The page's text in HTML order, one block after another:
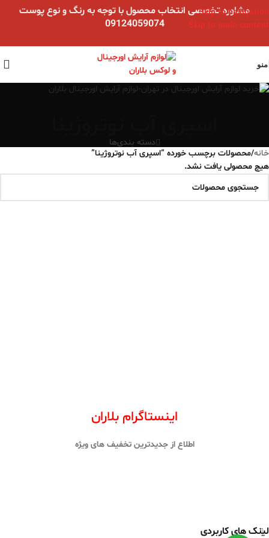
Skip to navigation
Skip to main content
مشاوره تخصصی انتخاب محصول با توجه به رنگ و نوع پوست
09124059074
منو
دسته بندی‌ها
خانه/محصولات برچسب خورده “اسپری آب نوتروژینا”
هیچ محصولی یافت نشد.
اینستاگرام بلاران
اطلاع از جدیدترین تخفیف های ویژه
لینک های کاربردی